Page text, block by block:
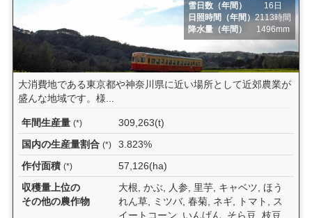
雪日数（年間）
16日
日照時間（年間）2113時間
降水量（年間）
1496mm
大消費地である東京都や神奈川県に近い場所として近郊農業が
盛んな地域です。様...
年間生産量 (*)
309,263(t)
国内の生産量割合 (*)
3.823%
作付面積 (*)
57,126(ha)
収穫量上位の
その他の農作物
大根, かぶ, 人参, 里芋, キャベツ, ほう
れん草, ミツバ, 春菊, ネギ, トマト, ス
イートコーン, いんげん, そら豆, 枝豆,